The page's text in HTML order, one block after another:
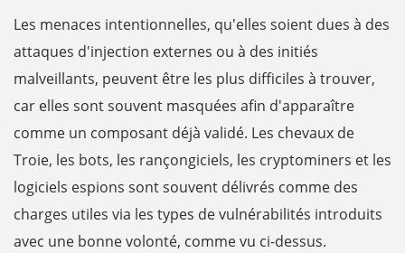
Les menaces intentionnelles, qu'elles soient dues à des
attaques d'injection externes ou à des initiés
malveillants, peuvent être les plus difficiles à trouver,
car elles sont souvent masquées afin d'apparaître
comme un composant déjà validé. Les chevaux de
Troie, les bots, les rançongiciels, les cryptominers et les
logiciels espions sont souvent délivrés comme des
charges utiles via les types de vulnérabilités introduits
avec une bonne volonté, comme vu ci-dessus.